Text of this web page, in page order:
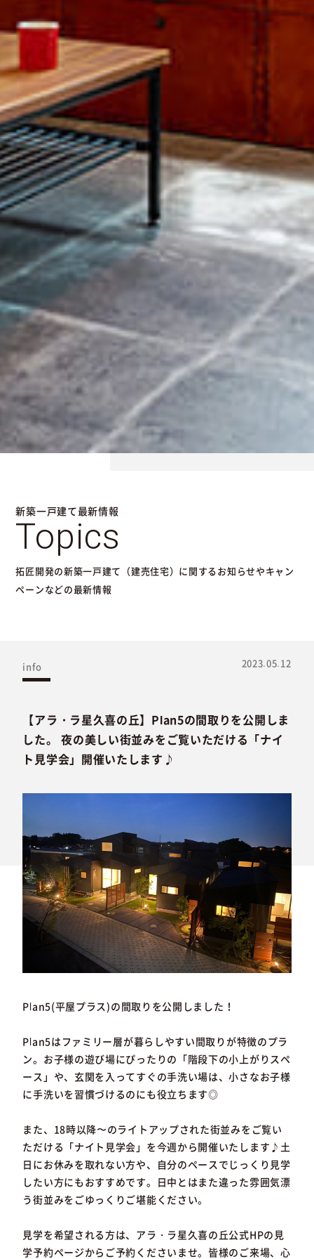
新築一戸建て最新情報
Topics
拓匠開発の新築一戸建て（建売住宅）に関するお知らせやキャン
ペーンなどの最新情報
info 2023.05.12
【アラ・ラ星久喜の丘】Plan5の間取りを公開しま
した。 夜の美しい街並みをご覧いただける「ナイ
ト見学会」開催いたします♪
Plan5(平屋プラス)の間取りを公開しました！
Plan5はファミリー層が暮らしやすい間取りが特徴のプラ
ン。お子様の遊び場にぴったりの「階段下の小上がりスペ
ース」や、玄関を入ってすぐの手洗い場は、小さなお子様
に手洗いを習慣づけるのにも役立ちます◎
また、18時以降〜のライトアップされた街並みをご覧い
ただける「ナイト見学会」を今週から開催いたします♪土
日にお休みを取れない方や、自分のペースでじっくり見学
したい方にもおすすめです。日中とはまた違った雰囲気漂
う街並みをごゆっくりご堪能ください。
見学を希望される方は、アラ・ラ星久喜の丘公式HPの見
学予約ページからご予約くださいませ。皆様のご来場、心